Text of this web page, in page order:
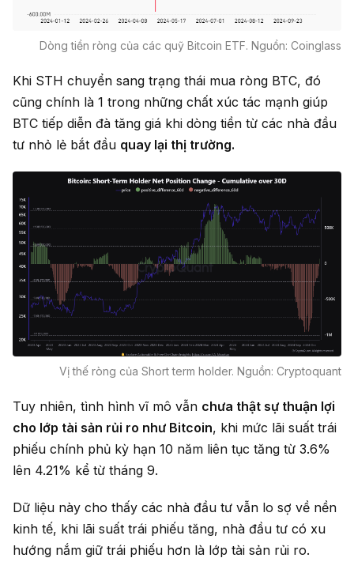
Dòng tiền ròng của các quỹ Bitcoin ETF. Nguồn: Coinglass
Khi STH chuyển sang trạng thái mua ròng BTC, đó
cũng chính là 1 trong những chất xúc tác mạnh giúp
BTC tiếp diễn đà tăng giá khi dòng tiền từ các nhà đầu
tư nhỏ lẻ bắt đầu quay lại thị trường.
Vị thế ròng của Short term holder. Nguồn: Cryptoquant
Tuy nhiên, tình hình vĩ mô vẫn chưa thật sự thuận lợi
cho lớp tài sản rủi ro như Bitcoin, khi mức lãi suất trái
phiếu chính phủ kỳ hạn 10 năm liên tục tăng từ 3.6%
lên 4.21% kể từ tháng 9.
Dữ liệu này cho thấy các nhà đầu tư vẫn lo sợ về nền
kinh tế, khi lãi suất trái phiếu tăng, nhà đầu tư có xu
hướng nắm giữ trái phiếu hơn là lớp tài sản rủi ro.